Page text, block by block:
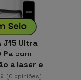
J15 Ultra
Pa com
a laser e
por voz
9 (0 opiniões)